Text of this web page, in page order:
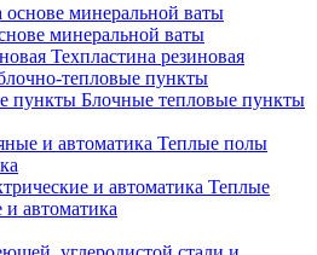
минеральной ваты
Техпластина резиновая
тепловые пункты
Блочные тепловые пункты
Теплые полы
Теплые
и автоматика